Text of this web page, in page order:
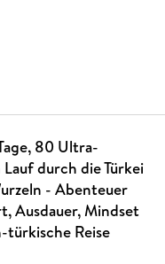
80 Ultra-
durch die Türkei
- Abenteuer
Ausdauer, Mindset
türkische Reise